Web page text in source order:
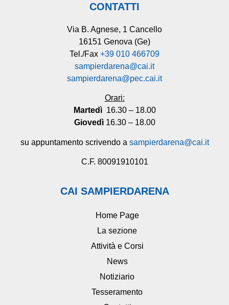
CONTATTI
Via B. Agnese, 1 Cancello
16151 Genova (Ge)
Tel./Fax +39 010 466709
sampierdarena@cai.it
sampierdarena@pec.cai.it
Orari:
Martedì 16.30 – 18.00
Giovedì16.30 – 18.00
su appuntamento scrivendo a sampierdarena@cai.it
C.F. 80091910101
CAI SAMPIERDARENA
Home Page
La sezione
Attività e Corsi
News
Notiziario
Tesseramento